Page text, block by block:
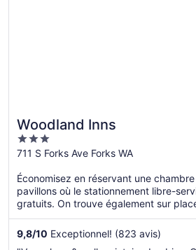
Woodland Inns
3
out
5
711 S Forks Ave Forks WA
Économisez en réservant une
pavillons où le stationnement libre-
gratuits. On trouve également sur
9,8/10 Exceptionnel! (823 avis)